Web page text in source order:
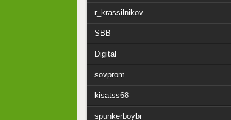
r_krassilnikov
SBB
Digital
sovprom
kisatss68
spunkerboybr